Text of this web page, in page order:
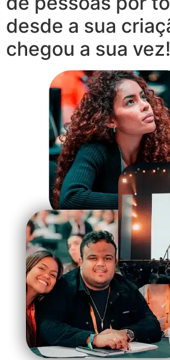
desde a sua
chegou a sua vez!